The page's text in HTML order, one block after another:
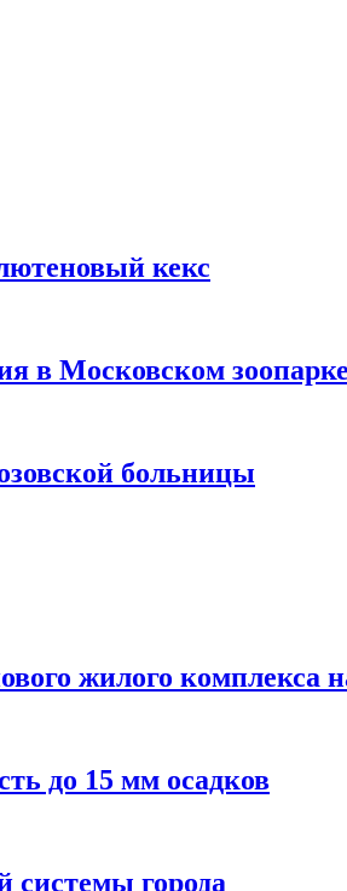
кекс
в Московском зоопарке
больницы
жилого комплекса
до 15 мм осадков
системы города